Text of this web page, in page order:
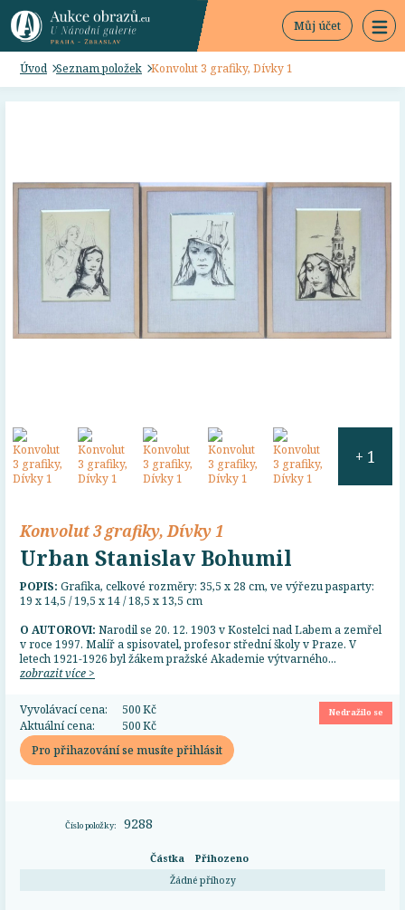
Můj účet
Úvod Seznam položek Konvolut 3 grafiky, Dívky 1
+ 1
Konvolut 3 grafiky, Dívky 1
Urban Stanislav Bohumil
POPIS: Grafika, celkové rozměry: 35,5 x 28 cm, ve výřezu pasparty:
19 x 14,5 / 19,5 x 14 / 18,5 x 13,5 cm
O AUTOROVI: Narodil se 20. 12. 1903 v Kostelci nad Labem a zemřel
v roce 1997. Malíř a spisovatel, profesor střední školy v Praze. V
letech 1921-1926 byl žákem pražské Akademie výtvarného...
zobrazit více >
Vyvolávací cena:
500 Kč
Aktuální cena:
500 Kč
Nedražilo se
Pro přihazování se musíte přihlásit
Číslo položky: 9288
Částka
Přihozeno
Žádné příhozy